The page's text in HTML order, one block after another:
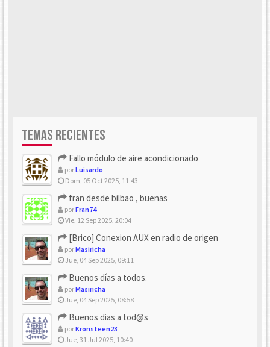
TEMAS RECIENTES
Fallo módulo de aire acondicionado
porLuisardo
Dom, 05 Oct 2025, 11:43
fran desde bilbao , buenas
porFran74
Vie, 12 Sep 2025, 20:04
[Brico] Conexion AUX en radio de origen
porMasiricha
Jue, 04 Sep 2025, 09:11
Buenos días a todos.
porMasiricha
Jue, 04 Sep 2025, 08:58
Buenos dias a tod@s
porKronsteen23
Jue, 31 Jul 2025, 10:40